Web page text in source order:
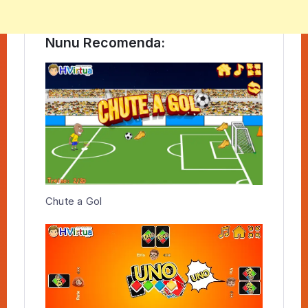
Nunu Recomenda:
Chute a Gol